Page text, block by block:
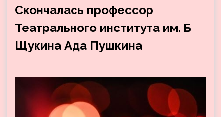
Скончалась профессор
Театрального института им. Б
Щукина Ада Пушкина